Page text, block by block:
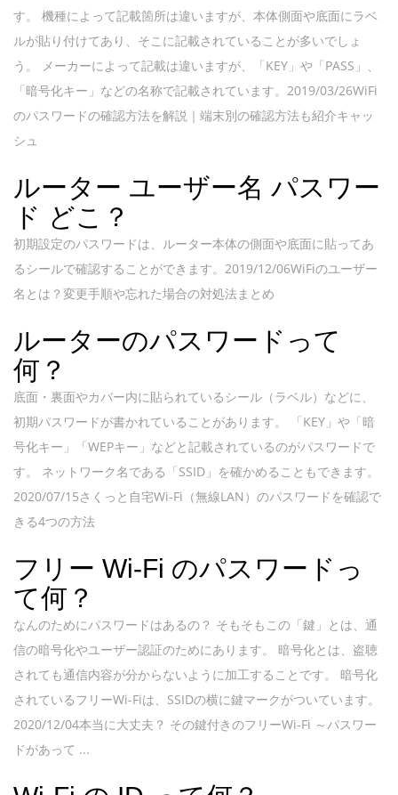
す。 機種によって記載箇所は違いますが、本体側面や底面にラベ
ルが貼り付けてあり、そこに記載されていることが多いでしょ
う。 メーカーによって記載は違いますが、「KEY」や「PASS」、
「暗号化キー」などの名称で記載されています。2019/03/26WiFi
のパスワードの確認方法を解説｜端末別の確認方法も紹介キャッ
シュ
ルーター ユーザー名 パスワー
ド どこ？
初期設定のパスワードは、ルーター本体の側面や底面に貼ってあ
るシールで確認することができます。2019/12/06WiFiのユーザー
名とは？変更手順や忘れた場合の対処法まとめ
ルーターのパスワードって
何？
底面・裏面やカバー内に貼られているシール（ラベル）などに、
初期パスワードが書かれていることがあります。 「KEY」や「暗
号化キー」「WEPキー」などと記載されているのがパスワードで
す。 ネットワーク名である「SSID」を確かめることもできます。
2020/07/15さくっと自宅Wi-Fi（無線LAN）のパスワードを確認で
きる4つの方法
フリー Wi-Fi のパスワードっ
て何？
なんのためにパスワードはあるの？ そもそもこの「鍵」とは、通
信の暗号化やユーザー認証のためにあります。 暗号化とは、盗聴
されても通信内容が分からないように加工することです。 暗号化
されているフリーWi-Fiは、SSIDの横に鍵マークがついています。
2020/12/04本当に大丈夫？ その鍵付きのフリーWi-Fi ～パスワー
ドがあって ...